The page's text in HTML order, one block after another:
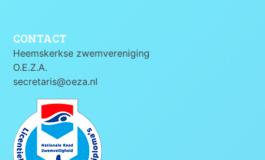
CONTACT
Heemskerkse zwemvereniging
O.E.Z.A.
secretaris@oeza.nl